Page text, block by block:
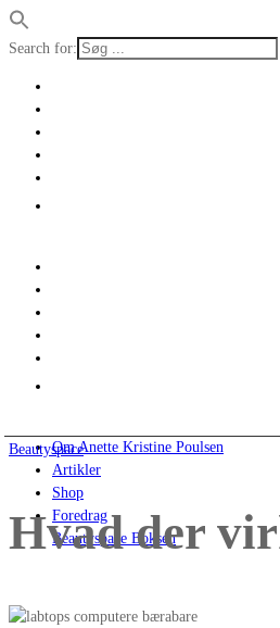
Search for:
Om Anette Kristine Poulsen
Artikler
Shop
Foredrag
Beautyspace Boksen
Beautyspace
Hvad der